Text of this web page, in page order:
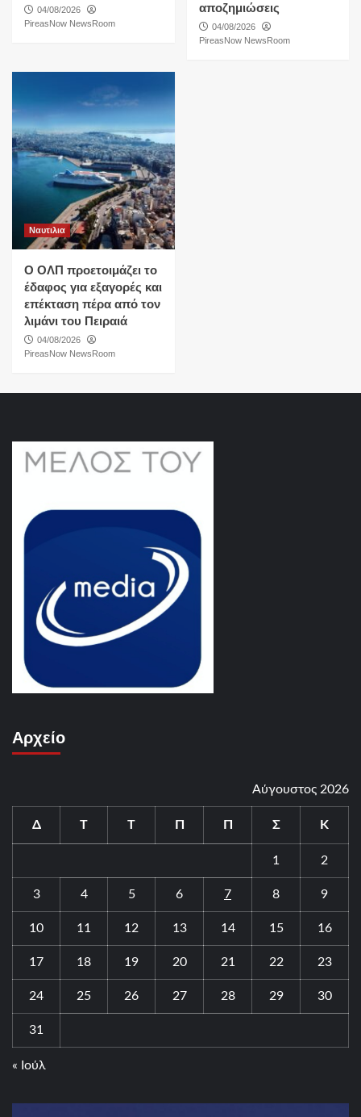
04/08/2026
PireasNow NewsRoom
αποζημιώσεις
04/08/2026
PireasNow NewsRoom
Ναυτιλια
O ΟΛΠ προετοιμάζει το
έδαφος για εξαγορές και
επέκταση πέρα από τον
λιμάνι του Πειραιά
04/08/2026
PireasNow NewsRoom
Αρχείο
Αύγουστος 2026
Δ Τ Τ Π Π Σ Κ
1 2
3 4 5 6 7 8 9
10 11 12 13 14 15 16
17 18 19 20 21 22 23
24 25 26 27 28 29 30
31
« Ιούλ